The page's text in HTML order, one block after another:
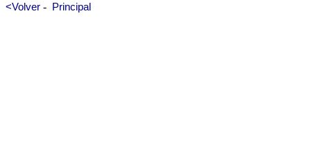
<Volver - Principal